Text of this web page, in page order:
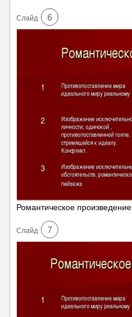
Cлайд 6
Романтическое произведение
Cлайд 7